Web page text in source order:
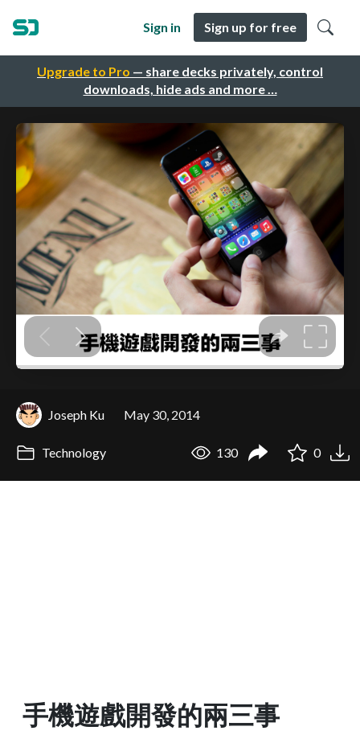
Upgrade to Pro — share decks privately, control
downloads, hide ads and more …
Sign in Sign up for free
Joseph Ku May 30, 2014
Technology 130 0
手機遊戲開發的兩三事